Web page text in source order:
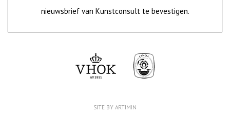
nieuwsbrief van Kunstconsult te bevestigen.
SITE BY ARTIMIN